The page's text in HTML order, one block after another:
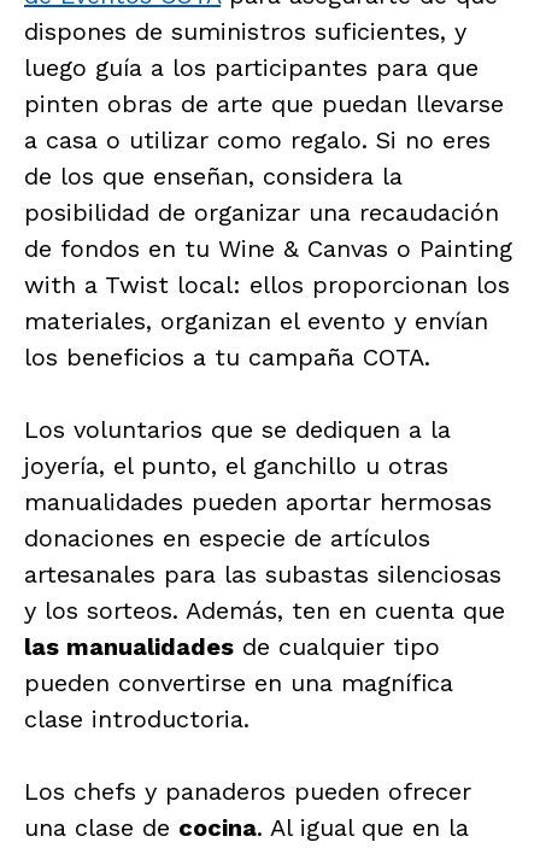
dispones de suministros suficientes, y
luego guía a los participantes para que
pinten obras de arte que puedan llevarse
a casa o utilizar como regalo. Si no eres
de los que enseñan, considera la
posibilidad de organizar una recaudación
de fondos en tu Wine & Canvas o Painting
with a Twist local: ellos proporcionan los
materiales, organizan el evento y envían
los beneficios a tu campaña COTA.
Los voluntarios que se dediquen a la
joyería, el punto, el ganchillo u otras
manualidades pueden aportar hermosas
donaciones en especie de artículos
artesanales para las subastas silenciosas
y los sorteos. Además, ten en cuenta que
las manualidades de cualquier tipo
pueden convertirse en una magnífica
clase introductoria.
Los chefs y panaderos pueden ofrecer
una clase de cocina. Al igual que en la